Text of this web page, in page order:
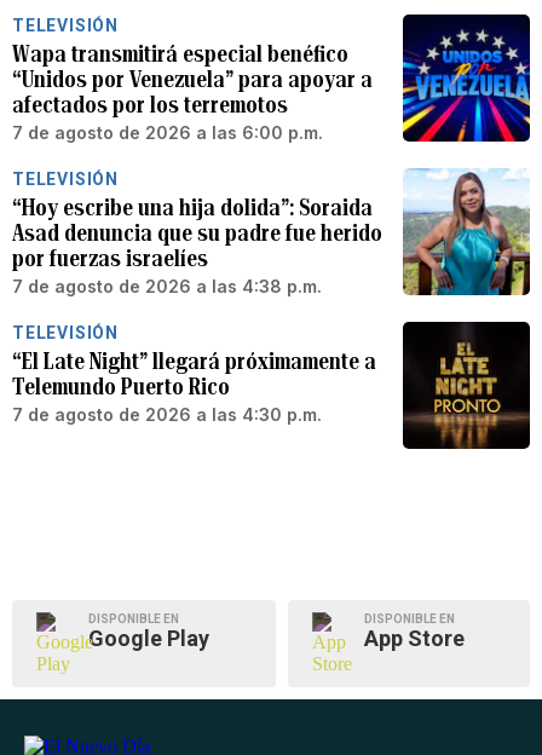
TELEVISIÓN
Wapa transmitirá especial benéfico
“Unidos por Venezuela” para apoyar a
afectados por los terremotos
7 de agosto de 2026 a las 6:00 p.m.
TELEVISIÓN
“Hoy escribe una hija dolida”: Soraida
Asad denuncia que su padre fue herido
por fuerzas israelíes
7 de agosto de 2026 a las 4:38 p.m.
TELEVISIÓN
“El Late Night” llegará próximamente a
Telemundo Puerto Rico
7 de agosto de 2026 a las 4:30 p.m.
DISPONIBLE EN
Google Play
DISPONIBLE EN
App Store